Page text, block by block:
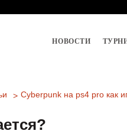
НОВОСТИ
Cyberpunk на ps4 pro как